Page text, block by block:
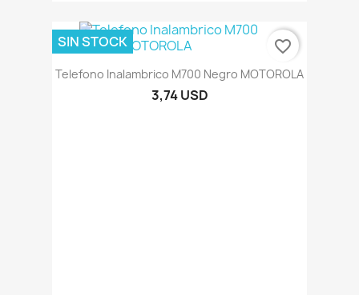
Telefono Inalambrico M700 Negro MOTOROLA
3,74 USD
SIN STOCK favorite_border